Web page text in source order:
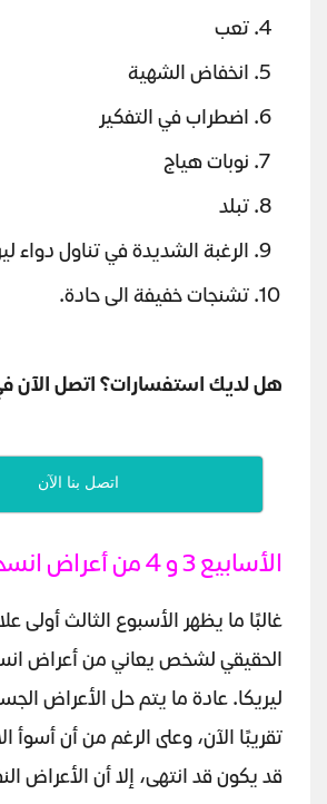
تعب
انخفاض الشهية
اضطراب في التفكير
نوبات هياج
تبلد
الرغبة الشديدة في تناول دواء
تشنجات خفيفة الى حادة.
هل لديك استفسارات؟ اتصل الآن
اتصل بنا الآن
الأسابيع 3 و 4 من أعراض انسحاب ليريكا:
غالبًا ما يظهر الأسبوع الثالث أولى
الحقيقي لشخص يعاني من أعراض
ليريكا. عادة ما يتم حل الأعراض
تقريبًا الآن، وعلى الرغم من أن أسوأ
قد يكون قد انتهى، إلا أن الأعراض